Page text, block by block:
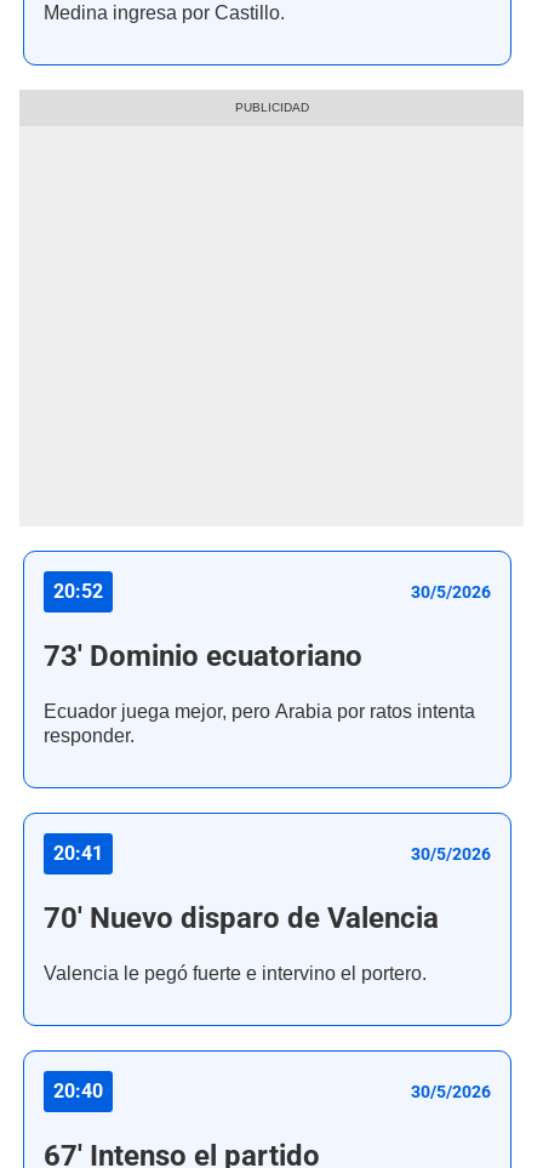
Medina ingresa por Castillo.
20:52 30/5/2026
73' Dominio ecuatoriano
Ecuador juega mejor, pero Arabia por ratos intenta
responder.
20:41 30/5/2026
70' Nuevo disparo de Valencia
Valencia le pegó fuerte e intervino el portero.
20:40 30/5/2026
67' Intenso el partido